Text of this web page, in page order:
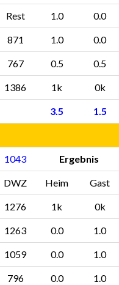
Rest 1.0 0.0
871 1.0 0.0
767 0.5 0.5
1386 1k 0k
3.5 1.5
1043 Ergebnis
DWZ Heim Gast
1276 1k 0k
1263 0.0 1.0
1059 0.0 1.0
796 0.0 1.0